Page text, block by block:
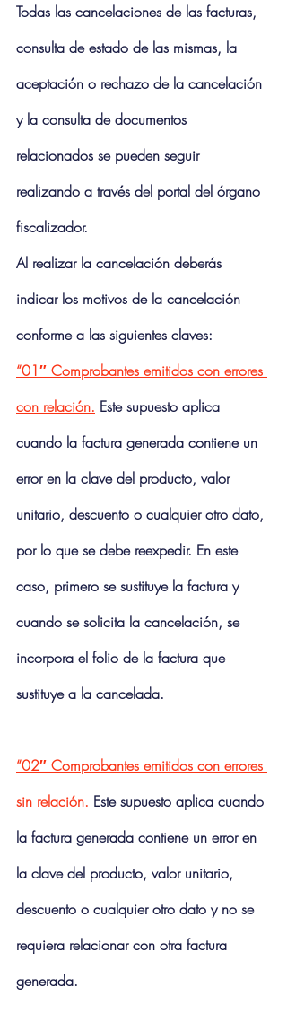
Todas las cancelaciones de las facturas,
consulta de estado de las mismas, la
aceptación o rechazo de la cancelación
y la consulta de documentos
relacionados se pueden seguir
realizando a través del portal del órgano
fiscalizador.
Al realizar la cancelación deberás
indicar los motivos de la cancelación
conforme a las siguientes claves:
“01″ Comprobantes emitidos con errores
con relación. Este supuesto aplica
cuando la factura generada contiene un
error en la clave del producto, valor
unitario, descuento o cualquier otro dato,
por lo que se debe reexpedir. En este
caso, primero se sustituye la factura y
cuando se solicita la cancelación, se
incorpora el folio de la factura que
sustituye a la cancelada.
“02″ Comprobantes emitidos con errores
sin relación. Este supuesto aplica cuando
la factura generada contiene un error en
la clave del producto, valor unitario,
descuento o cualquier otro dato y no se
requiera relacionar con otra factura
generada.